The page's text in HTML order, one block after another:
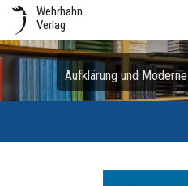
Wehrhahn
Verlag
Aufklärung und Moderne